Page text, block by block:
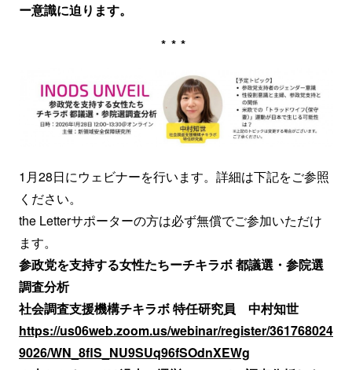
ー意識に迫ります。
***
1月28日にウェビナーを行います。詳細は下記をご参照
ください。
the Letterサポーターの方は必ず無償でご参加いただけ
ます。
参政党を支持する女性たちーチキラボ 都議選・参院選
調査分析
社会調査支援機構チキラボ 特任研究員 中村知世
https://us06web.zoom.us/webinar/register/361768024
9026/WN_8flS_NU9SUq96fSOdnXEWg